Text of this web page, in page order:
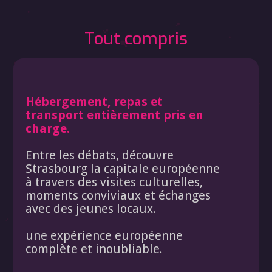
Tout compris
Hébergement, repas et
transport entièrement pris en
charge.
Entre les débats, découvre
Strasbourg la capitale européenne
à travers des visites culturelles,
moments conviviaux et échanges
avec des jeunes locaux.
une expérience européenne
complète et inoubliable.